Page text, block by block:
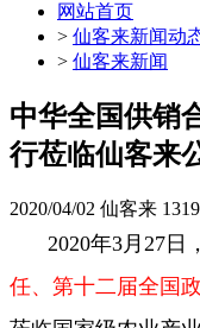
网站首页
> 仙客来新闻动
> 仙客来新闻
中华全国供销
行莅临仙客来
2020/04/02 仙客来
2020年3月27日，
任、第十二届全国